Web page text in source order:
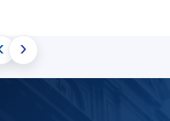
›